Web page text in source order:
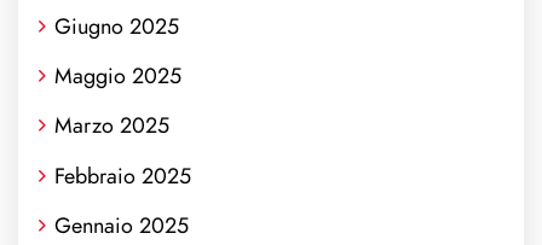
Giugno 2025
Maggio 2025
Marzo 2025
Febbraio 2025
Gennaio 2025